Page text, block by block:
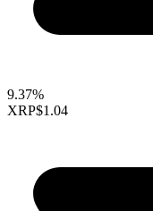
9.37%
XRP$1.04